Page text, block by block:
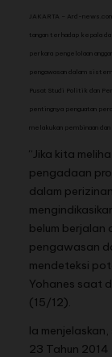
JAKARTA – Ard-
tangan terhadap kepala
perkara pengelolaan
pengawasan dalam
Pusat Studi Politik dan
pentingnya penguatan
melakukan pembinaan
“Jika kita
pengadaan
dalam
belum berjalan
pengawasan
mendeteksi
Yohanes saat
(15/12).
Ia
23 Tahun